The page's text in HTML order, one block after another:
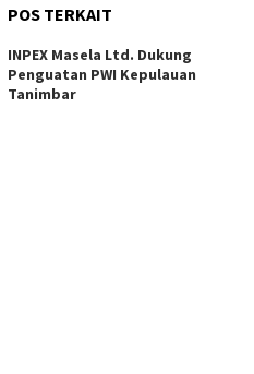
POS TERKAIT
INPEX Masela Ltd. Dukung
Penguatan PWI Kepulauan
Tanimbar